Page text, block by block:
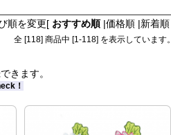
順を変更[ おすすめ順|価格順 |新着順
全 [118] 商品中 [1 -118] を表示しています。
きます。
！